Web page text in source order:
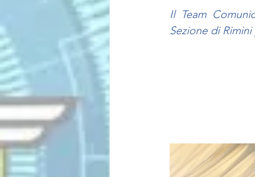
Il Team
Sezione di Rimini